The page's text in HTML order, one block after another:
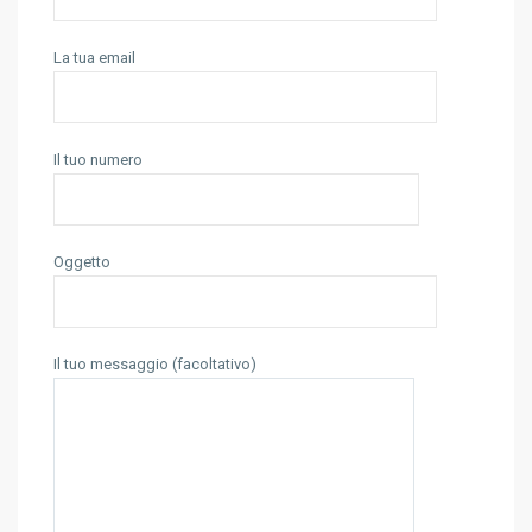
La tua email
Il tuo numero
Oggetto
Il tuo messaggio (facoltativo)